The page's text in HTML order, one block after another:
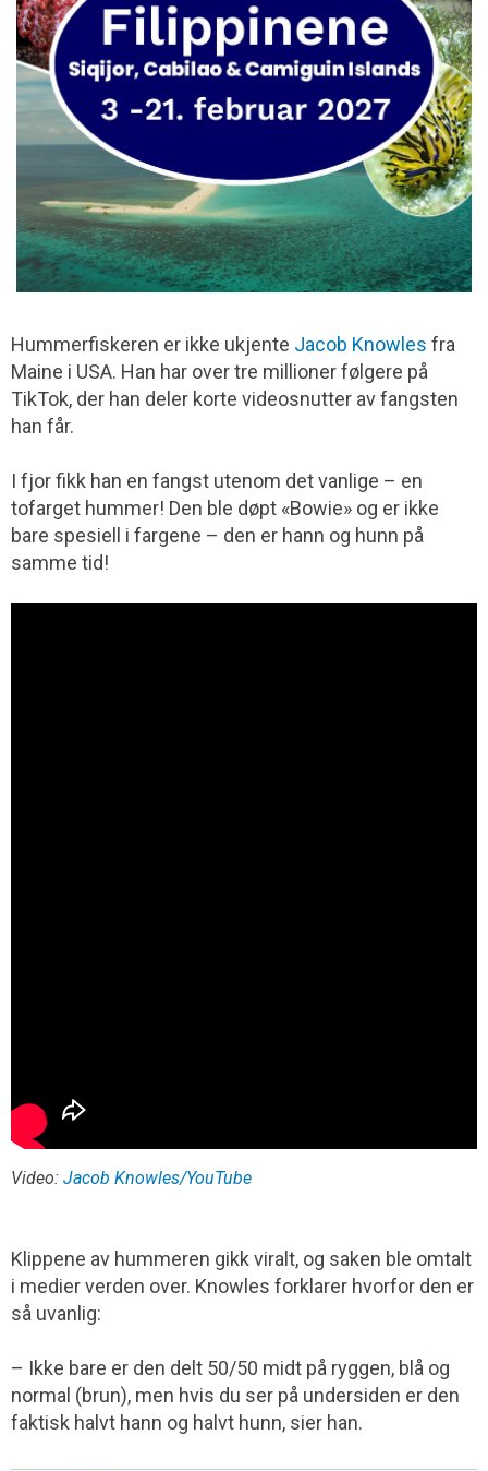
Hummerfiskeren er ikke ukjente Jacob Knowles fra
Maine i USA. Han har over tre millioner følgere på
TikTok, der han deler korte videosnutter av fangsten
han får.
I fjor fikk han en fangst utenom det vanlige – en
tofarget hummer! Den ble døpt «Bowie» og er ikke
bare spesiell i fargene – den er hann og hunn på
samme tid!
Video: Jacob Knowles/YouTube
Klippene av hummeren gikk viralt, og saken ble omtalt
i medier verden over. Knowles forklarer hvorfor den er
så uvanlig:
– Ikke bare er den delt 50/50 midt på ryggen, blå og
normal (brun), men hvis du ser på undersiden er den
faktisk halvt hann og halvt hunn, sier han.